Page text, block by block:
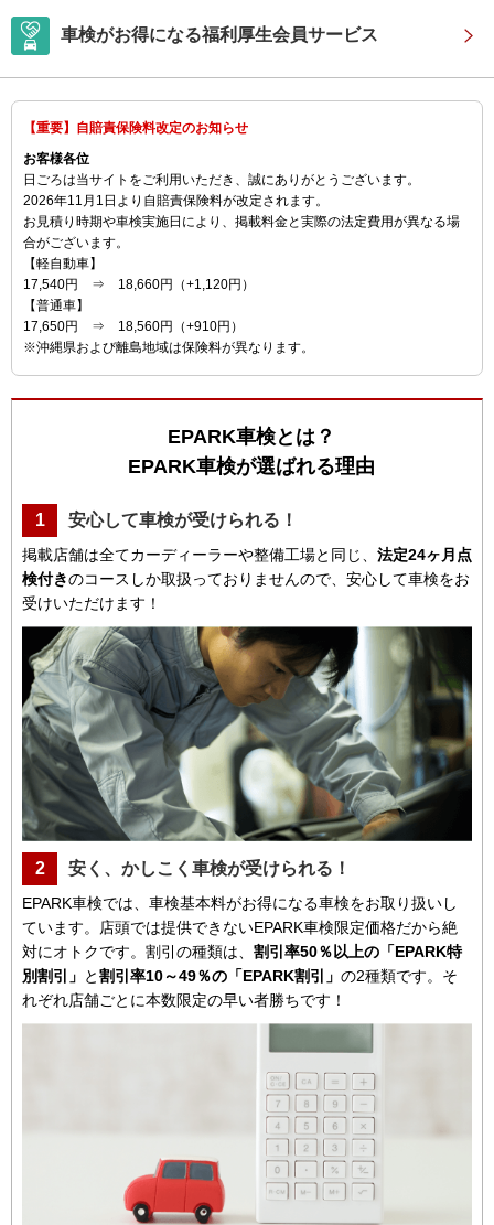
車検がお得になる福利厚生会員サービス
【重要】自賠責保険料改定のお知らせ
お客様各位
日ごろは当サイトをご利用いただき、誠にありがとうございます。
2026年11月1日より自賠責保険料が改定されます。
お見積り時期や車検実施日により、掲載料金と実際の法定費用が異なる場
合がございます。
【軽自動車】
17,540円 ⇒ 18,660円（+1,120円）
【普通車】
17,650円 ⇒ 18,560円（+910円）
※沖縄県および離島地域は保険料が異なります。
EPARK車検とは？
EPARK車検が選ばれる理由
1 安心して車検が受けられる！
掲載店舗は全てカーディーラーや整備工場と同じ、 法定24ヶ月点
検付きのコースしか取扱っておりませんので、安心して車検をお
受けいただけます！
2 安く、かしこく車検が受けられる！
EPARK車検では、車検基本料がお得になる車検をお取り扱いし
ています。店頭では提供できないEPARK車検限定価格だから絶
対にオトクです。割引の種類は、 割引率50％以上の「EPARK特
別割引」 と割引率10～49％の「EPARK割引」 の2種類です。そ
れぞれ店舗ごとに本数限定の早い者勝ちです！